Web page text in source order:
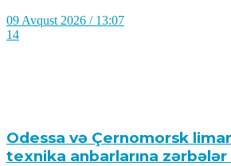
09 Avqust 2026 / 13:07
14
Odessa və Çernomorsk
texnika anbarlarına